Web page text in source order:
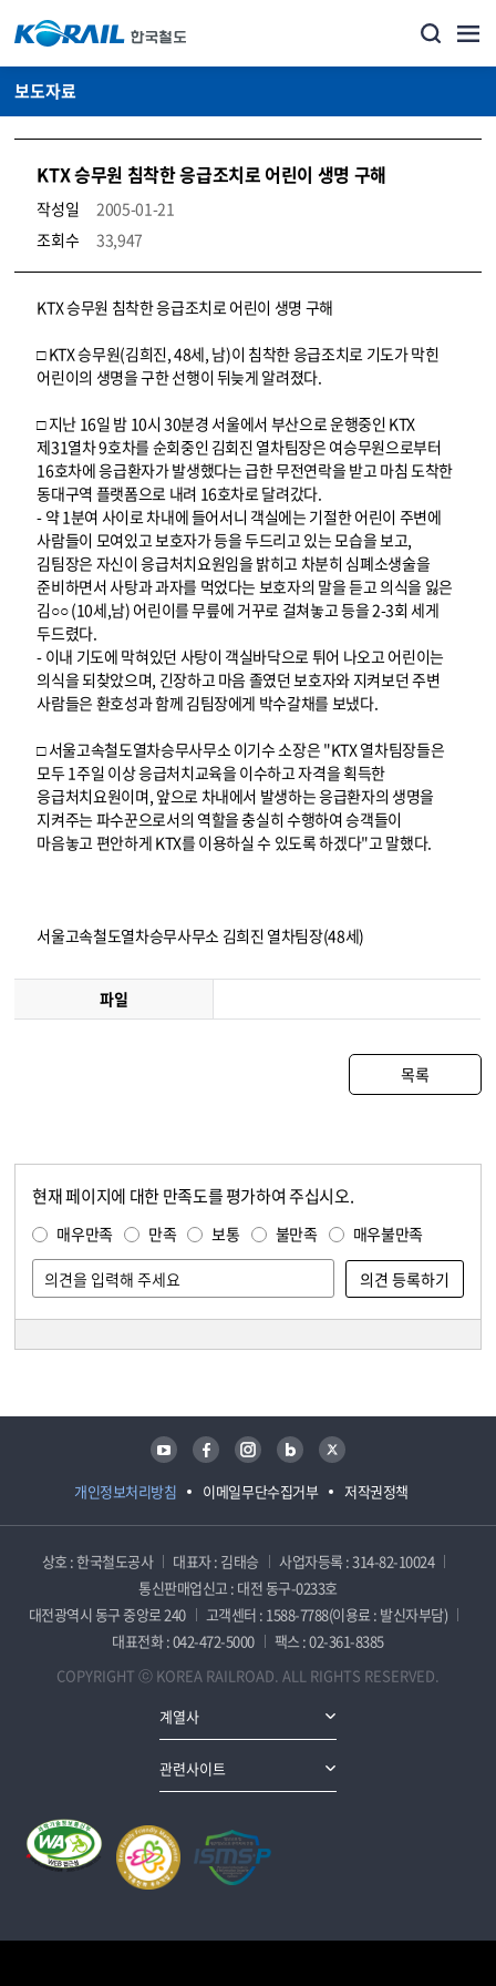
보도자료
KTX 승무원 침착한 응급조치로 어린이 생명 구해
작성일
2005-01-21
조회수
33,947
뉴스·홍보_보도자료 상세보기 – 내용, 파일, 담당자 연락처로 구성
KTX 승무원 침착한 응급조치로 어린이 생명 구해
□ KTX 승무원(김희진, 48세, 남)이 침착한 응급조치로 기도가 막힌
어린이의 생명을 구한 선행이 뒤늦게 알려졌다.
□ 지난 16일 밤 10시 30분경 서울에서 부산으로 운행중인 KTX
제31열차 9호차를 순회중인 김회진 열차팀장은 여승무원으로부터
16호차에 응급환자가 발생했다는 급한 무전연락을 받고 마침 도착한
동대구역 플랫폼으로 내려 16호차로 달려갔다.
- 약 1분여 사이로 차내에 들어서니 객실에는 기절한 어린이 주변에
사람들이 모여있고 보호자가 등을 두드리고 있는 모습을 보고,
김팀장은 자신이 응급처치요원임을 밝히고 차분히 심폐소생술을
준비하면서 사탕과 과자를 먹었다는 보호자의 말을 듣고 의식을 잃은
김○○ (10세,남) 어린이를 무릎에 거꾸로 걸쳐놓고 등을 2-3회 세게
두드렸다.
- 이내 기도에 막혀있던 사탕이 객실바닥으로 튀어 나오고 어린이는
의식을 되찾았으며, 긴장하고 마음 졸였던 보호자와 지켜보던 주변
사람들은 환호성과 함께 김팀장에게 박수갈채를 보냈다.
□ 서울고속철도열차승무사무소 이기수 소장은 "KTX 열차팀장들은
모두 1주일 이상 응급처치교육을 이수하고 자격을 획득한
응급처치요원이며, 앞으로 차내에서 발생하는 응급환자의 생명을
지켜주는 파수꾼으로서의 역할을 충실히 수행하여 승객들이
마음놓고 편안하게 KTX를 이용하실 수 있도록 하겠다"고 말했다.
서울고속철도열차승무사무소 김희진 열차팀장(48세)
파일
목록
현재 페이지에 대한 만족도를 평가하여 주십시오.
매우만족 만족 보통 불만족 매우불만족
개인정보처리방침 이메일무단수집거부 저작권정책
유튜브 페이스북 인스타그램 블로그 트위터
상호 : 한국철도공사 대표자 : 김태승
사업자등록 : 314-82-10024
통신판매업신고 : 대전 동구-0233호
대전광역시 동구 중앙로 240
고객센터 : 1588-7788(이용료 : 발신자부담)
대표전화 : 042-472-5000
팩스 : 02-361-8385
COPYRIGHT ⓒ KOREA RAILROAD. ALL RIGHTS RESERVED.
계열사
관련사이트